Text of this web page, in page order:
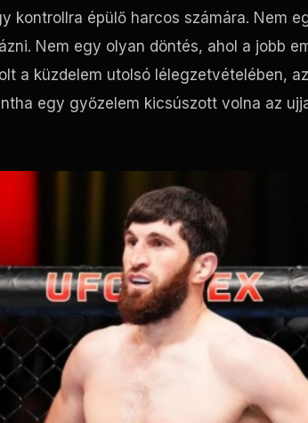
kontrollra épülő harcos számára. Nem
Nem egy olyan döntés, ahol a jobb
a küzdelem utolsó lélegzetvételében,
egy győzelem kicsúszott volna az